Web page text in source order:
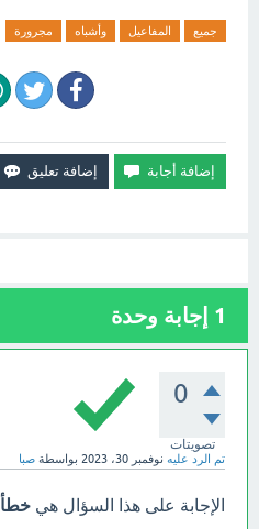
جميع المفاعيل وأشباه مجرورة
1 إجابة وحدة
0
تصويتات
تم الرد عليه نوفمبر 30، 2023 بواسطة صبا
الإجابة على هذا السؤال هي خطأ